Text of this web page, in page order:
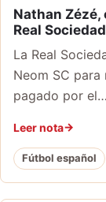
Nathan
Real Sociedad
La Real
Neom SC
pagado por el…
Leer nota
Fútbol español